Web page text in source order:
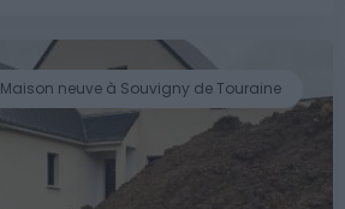
Maison neuve à Souvigny de Touraine